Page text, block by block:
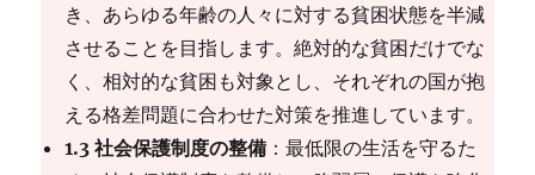
き、あらゆる年齢の人々に対する貧困状態を半減
させることを目指します。絶対的な貧困だけでな
く、相対的な貧困も対象とし、それぞれの国が抱
える格差問題に合わせた対策を推進しています。
1.3 社会保護制度の整備 ：最低限の生活を守るた